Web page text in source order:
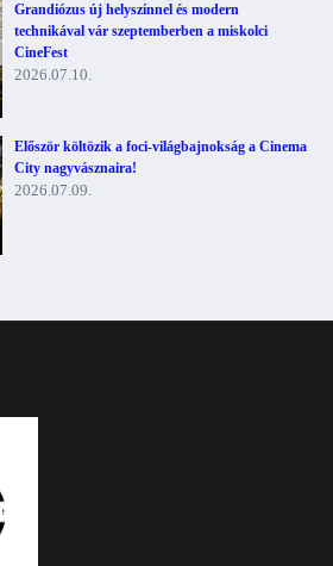
Grandiózus új helyszínnel és modern
technikával vár szeptemberben a miskolci
CineFest
2026.07.10.
Először költözik a foci-világbajnokság a Cinema
City nagyvásznaira!
2026.07.09.